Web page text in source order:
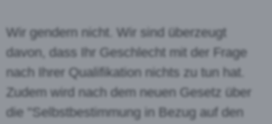
Wir gendern nicht. Wir sind überzeugt
davon, dass Ihr Geschlecht mit der Frage
nach Ihrer Qualifikation nichts zu tun hat.
Zudem wird nach dem neuen Gesetz über
die "Selbstbestimmung in Bezug auf den